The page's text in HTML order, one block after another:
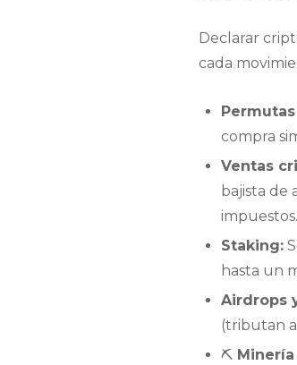
Declarar
cada
compra
Ventas
bajista de
impuestos.
Staking:
hasta un
Airdrops
(tributan
⛏️